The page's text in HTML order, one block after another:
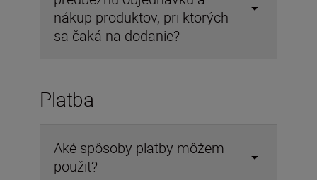
nákup produktov, pri ktorých
sa čaká na dodanie?
Platba
Aké spôsoby platby môžem
použit?